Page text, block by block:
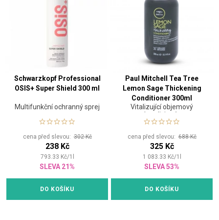
Schwarzkopf Professional
OSIS+ Super Shield 300 ml
Multifunkční ochranný sprej
cena před slevou:302 Kč
238 Kč
793.33 Kč/1
SLEVA 21%
DO KOŠÍKU
Paul Mitchell Tea Tree
Lemon Sage Thickening
Conditioner 300ml
Vitalizující objemový
kondicionér
cena před slevou:688 Kč
325 Kč
1 083.33 Kč/1
SLEVA 53%
DO KOŠÍKU